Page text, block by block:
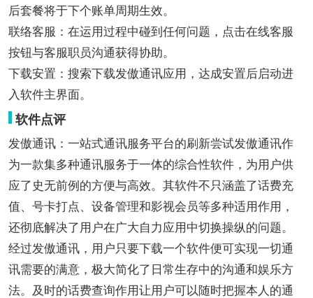
后套餐将于下个账单周期生效。
联络客服：在运用过程中碰到任何问题，点击在线客服
按钮与客服职员沟通获得协助。
下载安置：搜索下载发傲通讯应用，达成安置后启动进
入软件主界面。
软件点评
发傲通讯：一站式通讯服务平台的刷新尝试发傲通讯作
为一款集多种通讯服务于一体的综合性软件，为用户供
应了史无前例的方便与高效。其软件不只涵盖了话费充
值、号卡打点、设备管理和影视会员等多种适用作用，
还彻底解决了用户在广大自力应用中切换操纵的问题。
经过发傲通讯，用户只要下载一个软件便可实现一切通
讯需要的满意，极大简化了日常生存中的沟通和娱乐方
法。及时的话费查询作用让用户可以随时把握本人的通